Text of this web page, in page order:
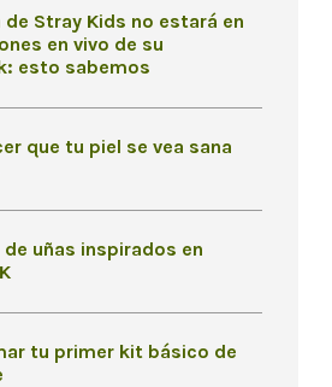
de Stray Kids no estará en
en vivo de su
esto sabemos
que tu piel se vea sana
uñas inspirados en
tu primer kit básico de